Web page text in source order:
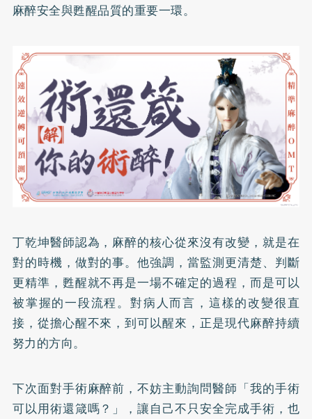
麻醉安全與甦醒品質的重要一環。
丁乾坤醫師認為，麻醉的核心從來沒有改變，就是在
對的時機，做對的事。他強調，當監測更清楚、判斷
更精準，甦醒就不再是一場不確定的過程，而是可以
被掌握的一段流程。對病人而言，這樣的改變很直
接，從擔心醒不來，到可以醒來，正是現代麻醉持續
努力的方向。
下次面對手術麻醉前，不妨主動詢問醫師「我的手術
可以用術還箴嗎？」，讓自己不只安全完成手術，也